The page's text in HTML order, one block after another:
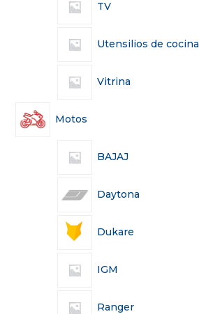
TV
Utensilios de cocina
Vitrina
Motos
BAJAJ
Daytona
Dukare
IGM
Ranger